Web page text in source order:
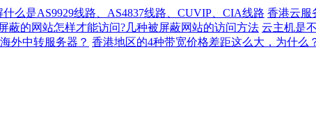
么是AS9929线路、AS4837线路、CUVIP、CIA线路 香港云服
蔽的网站怎样才能访问?几种被屏蔽网站的访问方法 云主机是
外中转服务器？ 香港地区的4种带宽价格差距这么大，为什么